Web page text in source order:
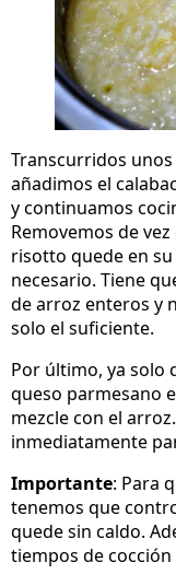
Transcurridos
añadimos el
y continuamos
Removemos de
risotto quede en
necesario. Tiene
de arroz enteros y
solo el suficiente.
Por último, ya solo
queso parmesano
mezcle con el
inmediatamente
Importante: Para
tenemos que
quede sin caldo.
tiempos de